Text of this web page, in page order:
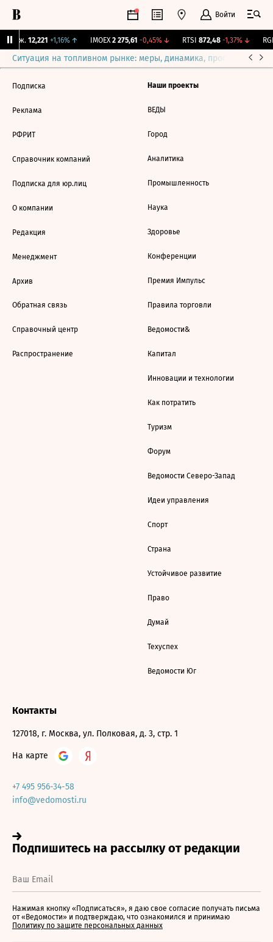
Войти
Бирж. 12,221 +1,16%↑ IMOEX 2 275,61 -0,45%↓ RTSI 872,48 -1,37%↓
Ситуация на топливном рынке: меры, динамика, прогнозы
Подписка
Реклама
РФРИТ
Справочник компаний
Подписка для юр.лиц
О компании
Редакция
Менеджмент
Архив
Обратная связь
Справочный центр
Распространение
Наши проекты
ВЕДЫ
Город
Аналитика
Промышленность
Наука
Здоровье
Конференции
Премия Импульс
Правила торговли
Ведомости&
Капитал
Инновации и технологии
Как потратить
Туризм
Форум
Ведомости Северо-Запад
Идеи управления
Спорт
Страна
Устойчивое развитие
Право
Думай
Техуспех
Ведомости Юг
Контакты
127018, г. Москва, ул. Полковая, д. 3, стр. 1
На карте
+7 495 956-34-58
info@vedomosti.ru
Нажимая кнопку «Подписаться», я даю свое согласие получать письма
от «Ведомости» и подтверждаю, что ознакомился и принимаю
Политику по защите персональных данных